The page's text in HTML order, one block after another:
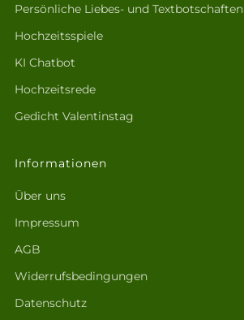
Persönliche Liebes- und Textbotschaften
Hochzeitsspiele
KI Chatbot
Hochzeitsrede
Gedicht Valentinstag
Informationen
Über uns
Impressum
AGB
Widerrufsbedingungen
Datenschutz